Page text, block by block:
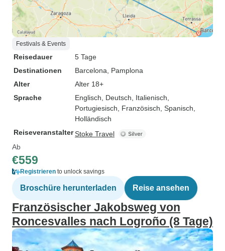
Festivals & Events
Reisedauer
5 Tage
Destinationen
Barcelona , Pamplona
Alter
Alter 18+
Sprache
Englisch, Deutsch, Italienisch,
Portugiesisch, Französisch, Spanisch,
Holländisch
ReiseveranstalterStoke Travel
Ab
€559
Registrieren to unlock savings
Broschüre herunterladen Reise ansehen
Französischer Jakobsweg von
Roncesvalles nach Logroño (8 Tage)